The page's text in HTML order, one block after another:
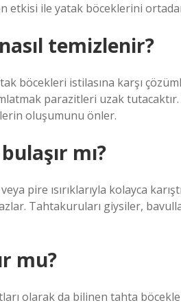
etkisi ile yatak böceklerini
temizlenir?
böcekleri istilasına karşı
parazitleri uzak tutacaktır.
oluşumunu önler.
mı?
pire ısırıklarıyla kolayca
Tahtakuruları giysiler,
mu?
olarak da bilinen tahta